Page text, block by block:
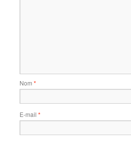
Nom *
E-mail *